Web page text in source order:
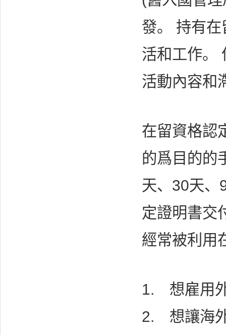
發。 持有
活和工作。
活動內容和
在留資格認
的爲目的的
天、30天、
定證明書交
經常被利用
1. 想雇用
2. 想讓海